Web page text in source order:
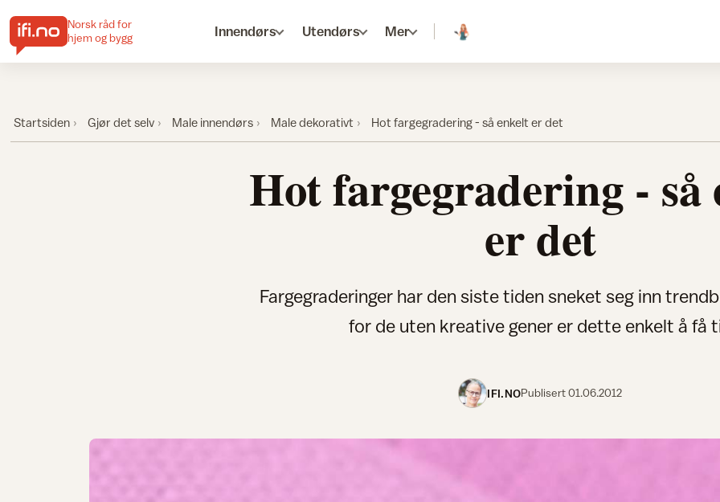
Norsk råd for
hjem og bygg
Innendørs Utendørs Mer
Startsiden Gjør det selv Male innendørs Male dekorativt Hot fargegradering - så enkelt er det
Hot fargegradering - så
er det
Fargegraderinger har den siste tiden sneket seg inn
for de uten kreative gener er dette enkelt å få
IFI.NOPublisert01.06.2012